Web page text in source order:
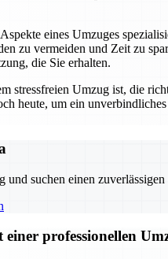
eines Umzuges
zu vermeiden und Zeit zu
die Sie erhalten.
stressfreien Umzug ist, die
heute, um ein
und suchen einen
professionellen